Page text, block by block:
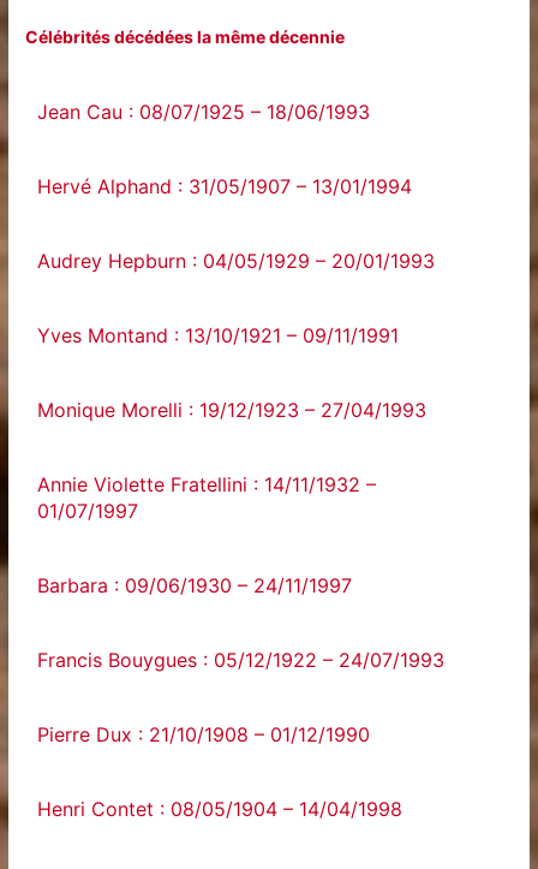
Célébrités décédées la même décennie
Jean Cau : 08/07/1925 – 18/06/1993
Hervé Alphand : 31/05/1907 – 13/01/1994
Audrey Hepburn : 04/05/1929 – 20/01/1993
Yves Montand : 13/10/1921 – 09/11/1991
Monique Morelli : 19/12/1923 – 27/04/1993
Annie Violette Fratellini : 14/11/1932 –
01/07/1997
Barbara : 09/06/1930 – 24/11/1997
Francis Bouygues : 05/12/1922 – 24/07/1993
Pierre Dux : 21/10/1908 – 01/12/1990
Henri Contet : 08/05/1904 – 14/04/1998